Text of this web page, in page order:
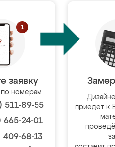
заявку
по номерам
511-89-55
665-24-01
409-68-13
приедет к